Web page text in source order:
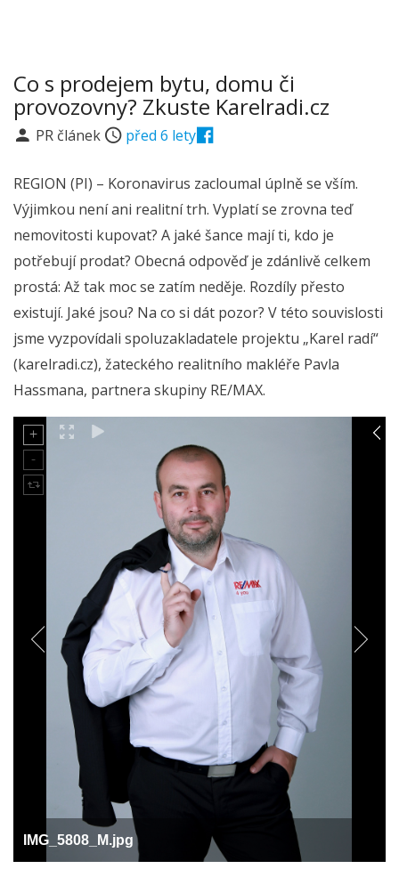
Co s prodejem bytu, domu či
provozovny? Zkuste Karelradi.cz
PR článek před 6 lety
REGION (PI) – Koronavirus zacloumal úplně se vším.
Výjimkou není ani realitní trh. Vyplatí se zrovna teď
nemovitosti kupovat? A jaké šance mají ti, kdo je
potřebují prodat? Obecná odpověď je zdánlivě celkem
prostá: Až tak moc se zatím neděje. Rozdíly přesto
existují. Jaké jsou? Na co si dát pozor? V této souvislosti
jsme vyzpovídali spoluzakladatele projektu „Karel radí“
(karelradi.cz), žateckého realitního makléře Pavla
Hassmana, partnera skupiny RE/MAX.
IMG_5808_M.jpg